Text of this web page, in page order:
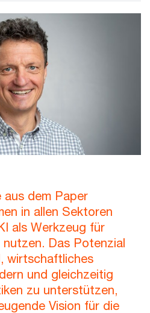
aus dem Paper
in allen Sektoren
als Werkzeug für
Das Potenzial
wirtschaftliches
und gleichzeitig
zu unterstützen,
Vision für die